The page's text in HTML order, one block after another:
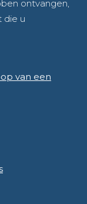
ontvangen,
die u
van een